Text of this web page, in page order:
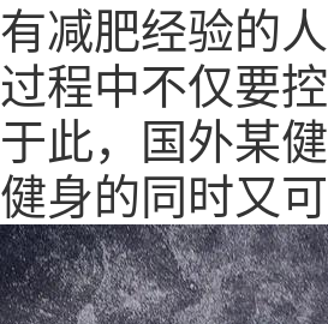
有减肥经验的
过程中不仅要
于此，国外某
健身的同时又